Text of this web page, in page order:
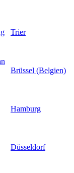
Trier
Brüssel (Belgien)
Hamburg
Düsseldorf